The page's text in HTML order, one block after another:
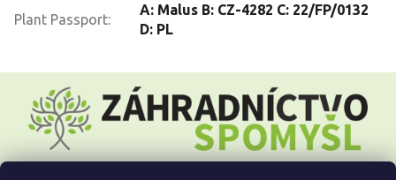
Plant Passport:
A: Malus B: CZ-4282 C: 22/FP/0132
D: PL
t